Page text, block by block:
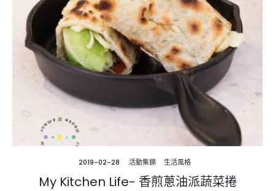
2019-02-28 活動集錦 生活風格
My Kitchen Life- 香煎蔥油派蔬菜捲